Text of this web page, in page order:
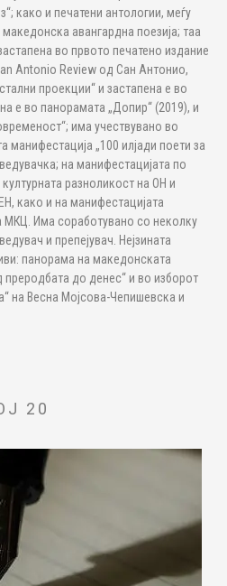
како и печатени антологии, меѓу
авангардна поезија; таа
во првото печатено издание
Antonio Review од Сан Антонио,
проекции“ и застапена е во
е во панорамата „Допир“ (2019), и
има учествувано во
манифестација „100 илјади поети за
на манифестацијата по
разноликост на ОН и
како и на манифестацијата
МКЦ. Има соработувано со неколку
и препејувач. Нејзината
панорама на македонската
преродбата до денес“ и во изборот
на Весна Мојсова-Чепишевска и
20